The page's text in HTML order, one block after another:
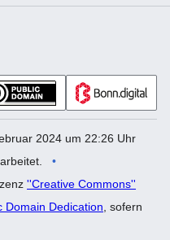
2024 um 22:26 Uhr
''Creative Commons''
Domain Dedication , sofern